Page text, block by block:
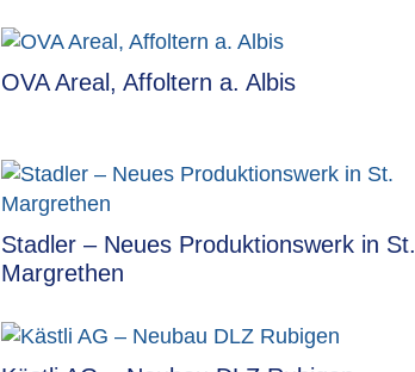
OVA Areal, Affoltern a. Albis
Stadler – Neues Produktionswerk in St.
Margrethen